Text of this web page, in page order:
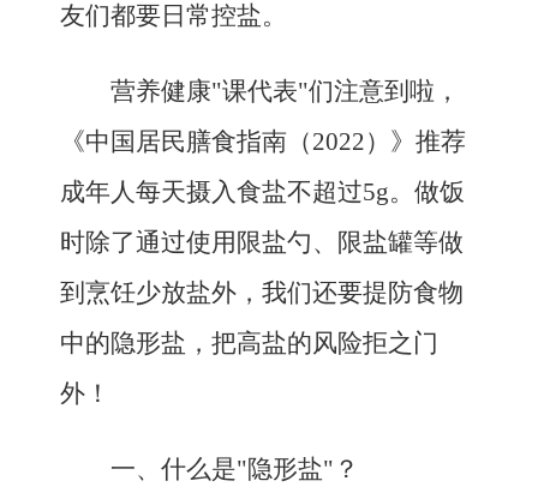
友们都要日常控盐。
营养健康"课代表"们注意到啦，
《中国居民膳食指南（2022）》推荐
成年人每天摄入食盐不超过5g。做饭
时除了通过使用限盐勺、限盐罐等做
到烹饪少放盐外，我们还要提防食物
中的隐形盐，把高盐的风险拒之门
外！
一、什么是"隐形盐"？